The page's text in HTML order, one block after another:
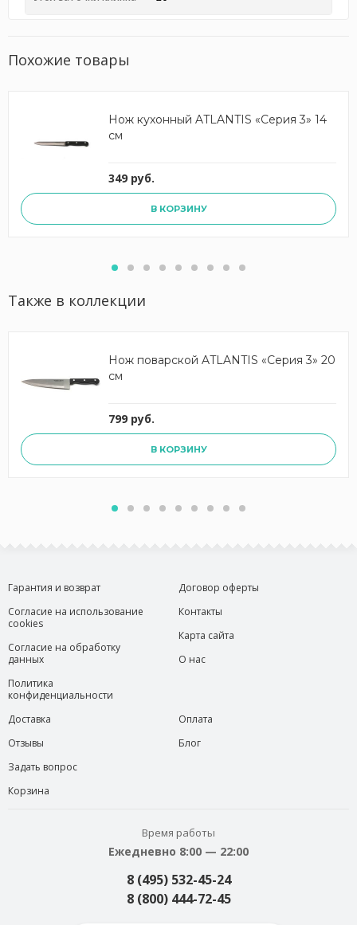
Похожие товары
Нож кухонный ATLANTIS «Серия 3» 14
см
349 руб.
В КОРЗИНУ
Также в коллекции
Нож поварской ATLANTIS «Серия 3» 20
см
799 руб.
В КОРЗИНУ
Гарантия и возврат
Согласие на использование
cookies
Согласие на обработку
данных
Политика
конфиденциальности
Договор оферты
Контакты
Карта сайта
О нас
Доставка
Отзывы
Задать вопрос
Корзина
Оплата
Блог
Время работы
Ежедневно 8:00 — 22:00
8 (495) 532-45-24
8 (800) 444-72-45